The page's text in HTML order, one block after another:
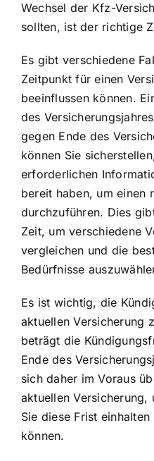
Wechsel der Kfz-
sollten, ist der richtige
Es gibt verschiedene
Zeitpunkt für einen
beeinflussen können.
des
gegen Ende des
können Sie
erforderlichen
bereit haben, um einen
durchzuführen. Dies
Zeit, um verschiedene
vergleichen und die
Bedürfnisse
Es ist wichtig, die
aktuellen Versicherung
beträgt die
Ende des
sich daher im Voraus
aktuellen Versicherung,
Sie diese Frist
können.